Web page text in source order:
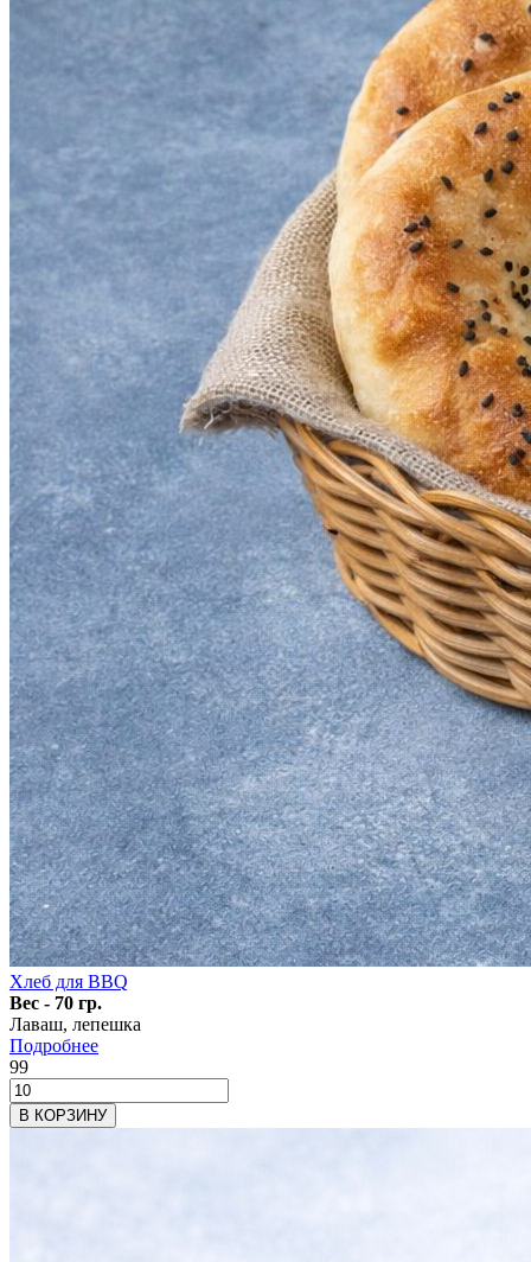
Хлеб для BBQ
Вес - 70 гр.
Лаваш, лепешка
Подробнее
99
В КОРЗИНУ